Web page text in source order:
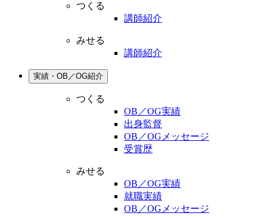
つくる
講師紹介
みせる
講師紹介
実績・OB／OG紹介
つくる
OB／OG実績
出身監督
OB／OGメッセージ
受賞歴
みせる
OB／OG実績
就職実績
OB／OGメッセージ